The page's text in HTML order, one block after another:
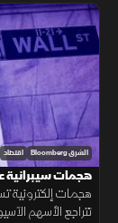
الشرق Bloomberg اقتصاد
هجمات
زخم التكنولوجيا
هجمات
تتراجع الأسهم